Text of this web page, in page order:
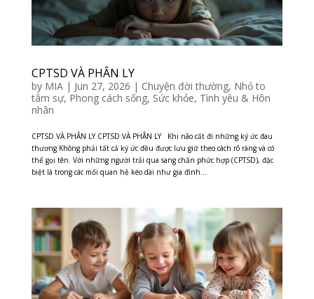
CPTSD VÀ PHÂN LY
by MIA| Jun 27, 2026 | Chuyện đời thường, Nhỏ to
tâm sự, Phong cách sống, Sức khỏe, Tình yêu & Hôn
nhân
CPTSD VÀ PHÂN LY CPTSD VÀ PHÂN LY Khi não cất đi những ký ức đau
thương Không phải tất cả ký ức đều được lưu giữ theo cách rõ ràng và có
thể gọi tên. Với những người trải qua sang chấn phức hợp (CPTSD), đặc
biệt là trong các mối quan hệ kéo dài như gia đình...